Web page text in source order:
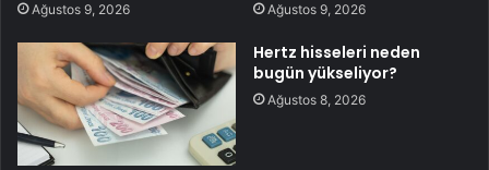
Ağustos 9, 2026 Ağustos 9, 2026
Hertz hisseleri neden
bugün yükseliyor?
Ağustos 8, 2026